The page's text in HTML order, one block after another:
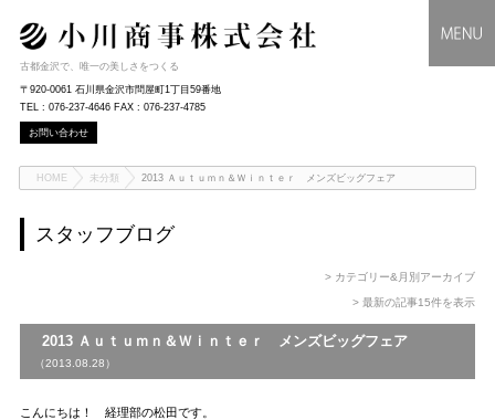
古都金沢で、唯一の美しさをつくる
〒920-0061 石川県金沢市問屋町1丁目59番地
TEL : 076-237-4646 FAX : 076-237-4785
お問い合わせ
HOME 未分類 2013 Ａｕｔｕｍｎ＆Ｗｉｎｔｅｒ メンズビッグフェア
スタッフブログ
> カテゴリー&月別アーカイブ
> 最新の記事15件を表示
2013 Ａｕｔｕｍｎ＆Ｗｉｎｔｅｒ メンズビッグフェア
（2013.08.28）
こんにちは！ 経理部の松田です。